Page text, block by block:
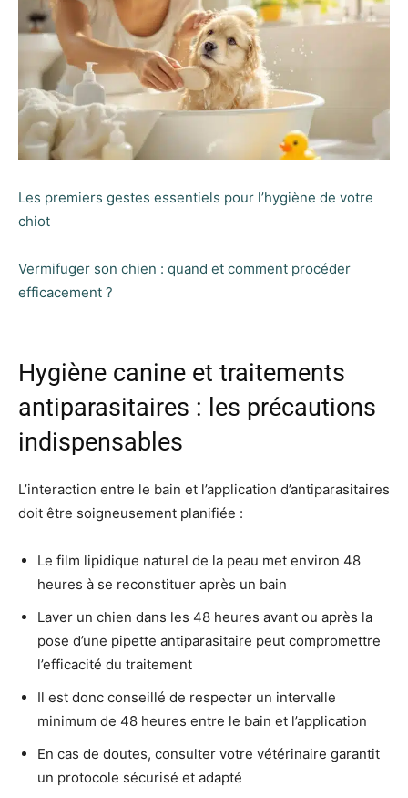
Les premiers gestes essentiels pour l’hygiène de votre
chiot
Vermifuger son chien : quand et comment procéder
efficacement ?
Hygiène canine et traitements
antiparasitaires : les précautions
indispensables
L’interaction entre le bain et l’application d’antiparasitaires
doit être soigneusement planifiée :
Le film lipidique naturel de la peau met environ 48
heures à se reconstituer après un bain
Laver un chien dans les 48 heures avant ou après la
pose d’une pipette antiparasitaire peut compromettre
l’efficacité du traitement
Il est donc conseillé de respecter un intervalle
minimum de 48 heures entre le bain et l’application
En cas de doutes, consulter votre vétérinaire garantit
un protocole sécurisé et adapté